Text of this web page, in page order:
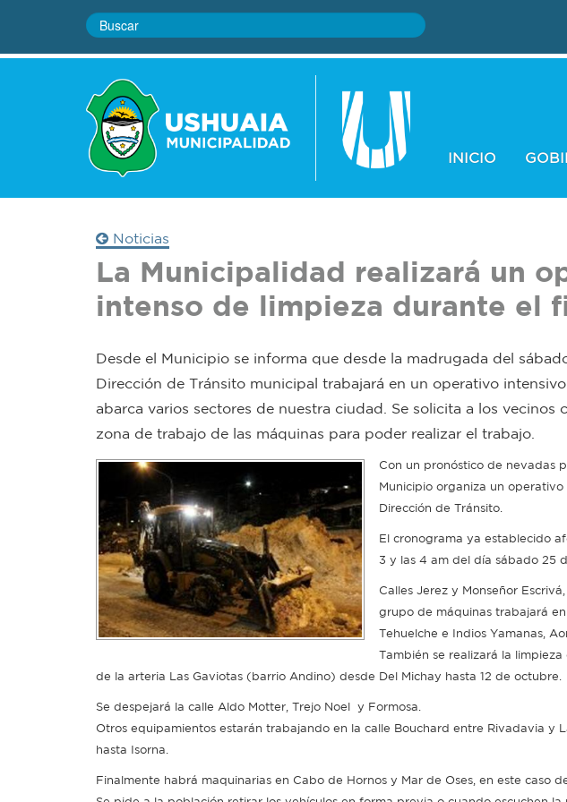
INICIO
Noticias
La Municipalidad realizará un
intenso de limpieza durante el
Desde el Municipio se informa que desde la madrugada del
Dirección de Tránsito municipal trabajará en un operativo
abarca varios sectores de nuestra ciudad. Se solicita a los vecinos
zona de trabajo de las máquinas para poder realizar el trabajo.
Con un pronóstico de nevadas
Municipio organiza un
Dirección de Tránsito.
El cronograma ya establecido
3 y las 4 am del día sábado 25
Calles Jerez y Monseñor
grupo de máquinas trabajará
Tehuelche e Indios Yamanas,
También se realizará la
de la arteria Las Gaviotas (barrio Andino) desde Del Michay hasta 12 de octubre.
Se despejará la calle Aldo Motter, Trejo Noel y Formosa.
Otros equipamientos estarán trabajando en la calle Bouchard entre Rivadavia y
hasta Isorna.
Finalmente habrá maquinarias en Cabo de Hornos y Mar de Oses, en este caso